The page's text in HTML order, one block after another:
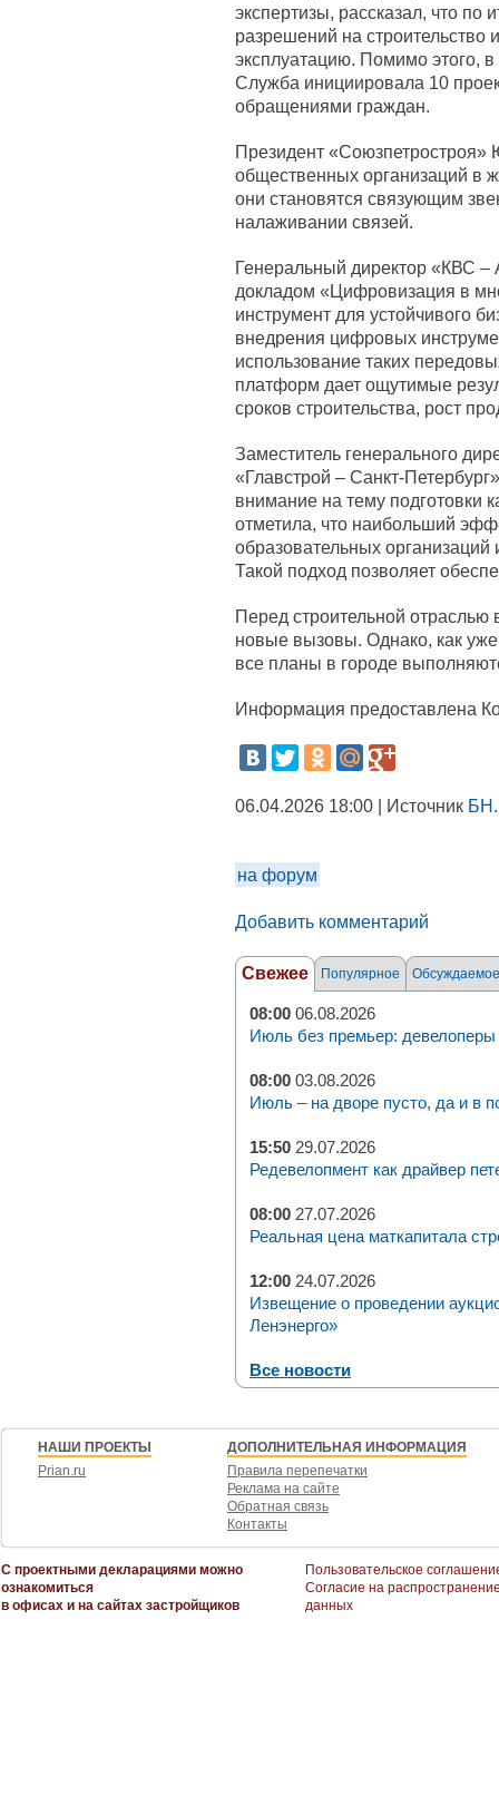
экспертизы, рассказал, что
разрешений на
эксплуатацию. Помимо этого,
Служба инициировала 10
обращениями граждан.
Президент «Союзпетростроя»
общественных организаций в
они становятся связующим
налаживании связей.
Генеральный директор «КВС
докладом «Цифровизация в
инструмент для устойчивого
внедрения цифровых
использование таких
платформ дает ощутимые
сроков строительства, рост
Заместитель генерального
«Главстрой – Санкт-
внимание на тему подготовки
отметила, что наибольший
образовательных
Такой подход позволяет
Перед строительной отраслью
новые вызовы. Однако, как
все планы в городе
Информация предоставлена
06.04.2026 18:00 | Источник
на форум
Добавить комментарий
Свежее Популярное Обсуждаемое
08:00 06.08.2026
Июль без премьер: девелоперы
08:00 03.08.2026
Июль – на дворе пусто, да и в
15:50 29.07.2026
Редевелопмент как драйвер
08:00 27.07.2026
Реальная цена маткапитала
12:00 24.07.2026
Извещение о проведении
Ленэнерго»
Все новости
НАШИ ПРОЕКТЫ
Prian.ru
ДОПОЛНИТЕЛЬНАЯ ИНФОРМАЦИЯ
Правила перепечатки
Реклама на сайте
Обратная связь
Контакты
С проектными декларациями можно
ознакомиться
в офисах и на сайтах застройщиков
Пользовательское
Согласие на
данных